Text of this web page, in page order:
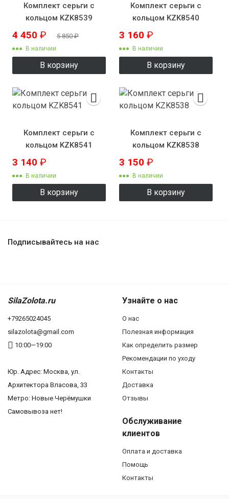
Комплект серьги с
кольцом KZK8539
4 450 ₽ 5 850₽
В наличии
В корзину
Комплект серьги с
кольцом KZK8540
3 160 ₽
В наличии
В корзину
Комплект серьги с
кольцом KZK8541
3 140 ₽
В наличии
В корзину
Комплект серьги с
кольцом KZK8538
3 150 ₽
В наличии
В корзину
Подписывайтесь на нас
SilaZolota.ru
+79265024045
silazolota@gmail.com
10:00—19:00
Юр. Адреc: Москва, ул.
Архитектора Власова, 33
Метро: Новые Черёмушки
Самовывоза нет!
Узнайте о нас
О нас
Полезная информация
Как определить размер
Рекомендации по уходу
Контакты
Доставка
Отзывы
Обслуживание
клиентов
Оплата и доставка
Помощь
Контакты